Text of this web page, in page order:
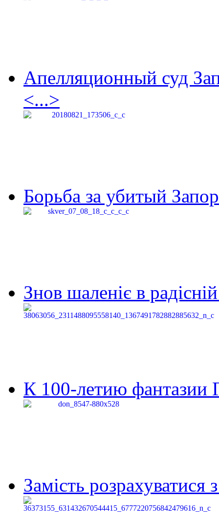
Апелляционный суд
<...>
Борьба за убитый
Знов шаленіє в
К 100-летию фантазии
Замість